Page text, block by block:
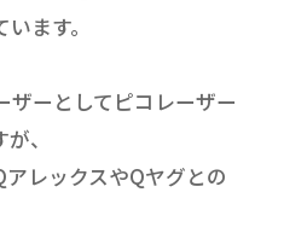
ます。
ザーとしてピコレーザー
、
レックスやQヤグとの